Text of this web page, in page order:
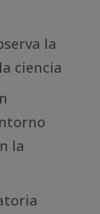
la
ciencia
la